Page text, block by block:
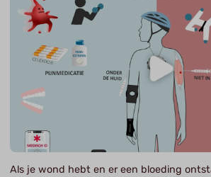
Als je wond hebt en er een bloeding